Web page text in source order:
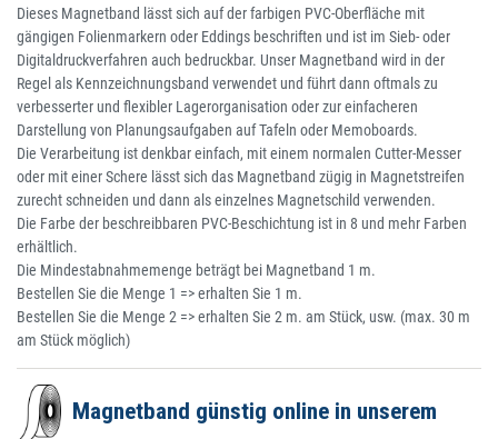
Dieses Magnetband lässt sich auf der farbigen PVC-Oberfläche mit
gängigen Folienmarkern oder Eddings beschriften und ist im Sieb- oder
Digitaldruckverfahren auch bedruckbar. Unser Magnetband wird in der
Regel als Kennzeichnungsband verwendet und führt dann oftmals zu
verbesserter und flexibler Lagerorganisation oder zur einfacheren
Darstellung von Planungsaufgaben auf Tafeln oder Memoboards.
Die Verarbeitung ist denkbar einfach, mit einem normalen Cutter-Messer
oder mit einer Schere lässt sich das Magnetband zügig in Magnetstreifen
zurecht schneiden und dann als einzelnes Magnetschild verwenden.
Die Farbe der beschreibbaren PVC-Beschichtung ist in 8 und mehr Farben
erhältlich.
Die Mindestabnahmemenge beträgt bei Magnetband 1 m.
Bestellen Sie die Menge 1 => erhalten Sie 1 m.
Bestellen Sie die Menge 2 => erhalten Sie 2 m. am Stück, usw. (max. 30 m
am Stück möglich)
Magnetband günstig online in unserem